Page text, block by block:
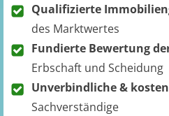
Qualifizierte
des Marktwertes
Fundierte Bewertung
Erbschaft und Scheidung
Unverbindliche &
Sachverständige